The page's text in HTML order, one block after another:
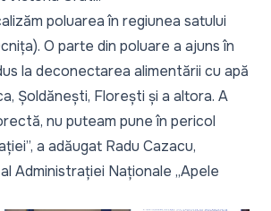
poluarea în regiunea satului
O parte din poluare a ajuns în
la deconectarea alimentării cu apă
Șoldănești, Florești și a altora. A
nu puteam pune în pericol
”, a adăugat Radu Cazacu,
Administrației Naționale „Apele